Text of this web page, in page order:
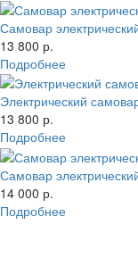
Самовар
13 800 р.
Подробнее
Электрический
13 800 р.
Подробнее
Самовар
14 000 р.
Подробнее